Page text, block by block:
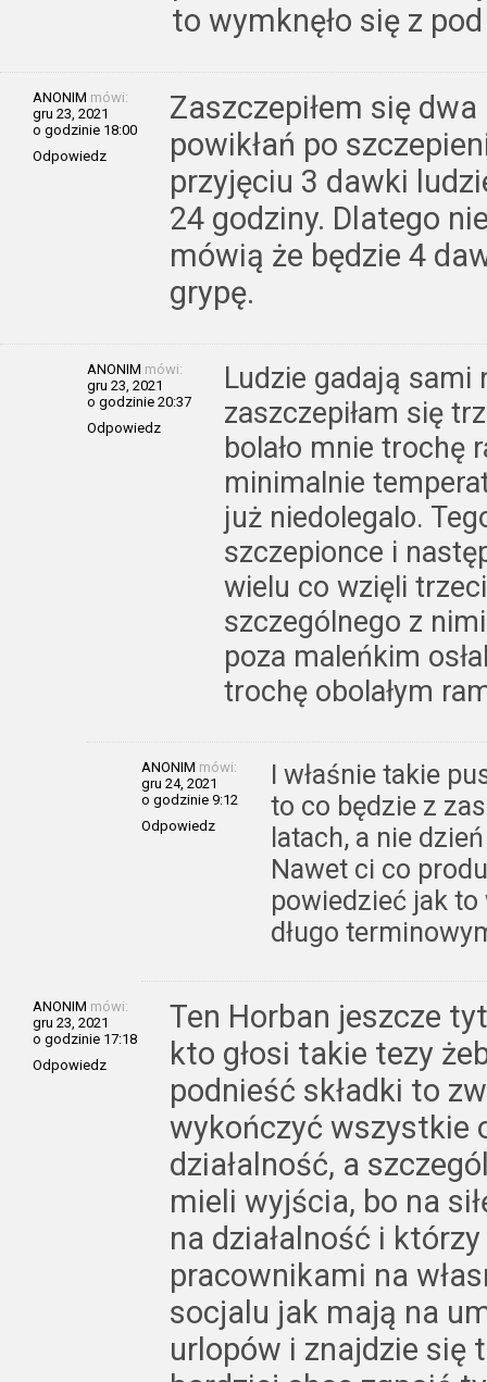
to wymknęło się z
ANONIM mówi:
gru 23, 2021
o godzinie 18:00
Odpowiedz
Zaszczepiłem się
powikłań po
przyjęciu 3 dawki
24 godziny. Dlatego
mówią że będzie 4
grypę.
ANONIM mówi:
gru 23, 2021
o godzinie 20:37
Odpowiedz
Ludzie gadają
zaszczepiłam się
bolało mnie trochę
minimalnie
już niedolegalo.
szczepionce i
wielu co wzięli
szczególnego z
poza maleńkim
trochę obolałym
ANONIM mówi:
gru 24, 2021
o godzinie 9:12
Odpowiedz
I właśnie takie
to co będzie z
latach, a nie
Nawet ci co
powiedzieć jak to
długo
ANONIM mówi:
gru 23, 2021
o godzinie 17:18
Odpowiedz
Ten Horban jeszcze
kto głosi takie tezy
podnieść składki to
wykończyć wszystkie
działalność, a
mieli wyjścia, bo na
na działalność i
pracownikami na
socjalu jak mają na
urlopów i znajdzie się